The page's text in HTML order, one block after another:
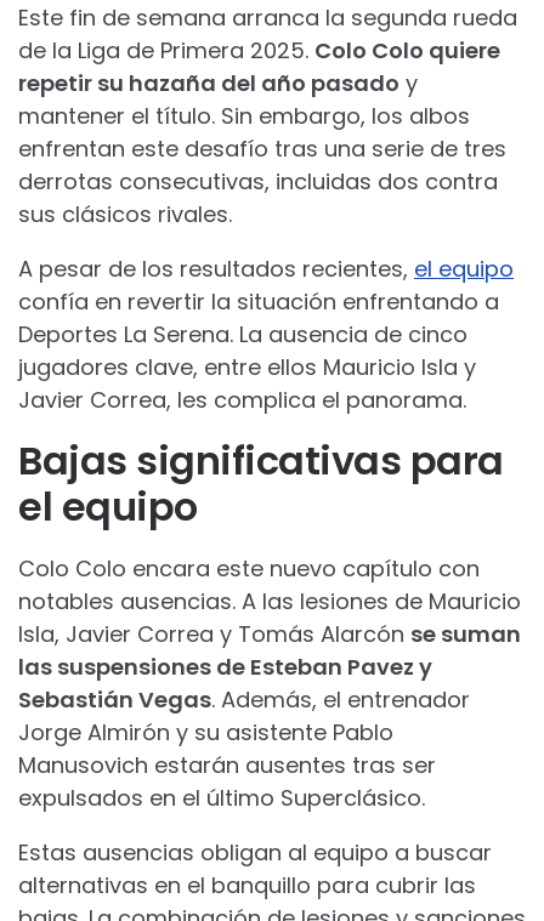
Este fin de semana arranca la segunda rueda
de la Liga de Primera 2025. Colo Colo quiere
repetir su hazaña del año pasado y
mantener el título. Sin embargo, los albos
enfrentan este desafío tras una serie de tres
derrotas consecutivas, incluidas dos contra
sus clásicos rivales.
A pesar de los resultados recientes, el equipo
confía en revertir la situación enfrentando a
Deportes La Serena. La ausencia de cinco
jugadores clave, entre ellos Mauricio Isla y
Javier Correa, les complica el panorama.
Bajas significativas para
el equipo
Colo Colo encara este nuevo capítulo con
notables ausencias. A las lesiones de Mauricio
Isla, Javier Correa y Tomás Alarcón se suman
las suspensiones de Esteban Pavez y
Sebastián Vegas. Además, el entrenador
Jorge Almirón y su asistente Pablo
Manusovich estarán ausentes tras ser
expulsados en el último Superclásico.
Estas ausencias obligan al equipo a buscar
alternativas en el banquillo para cubrir las